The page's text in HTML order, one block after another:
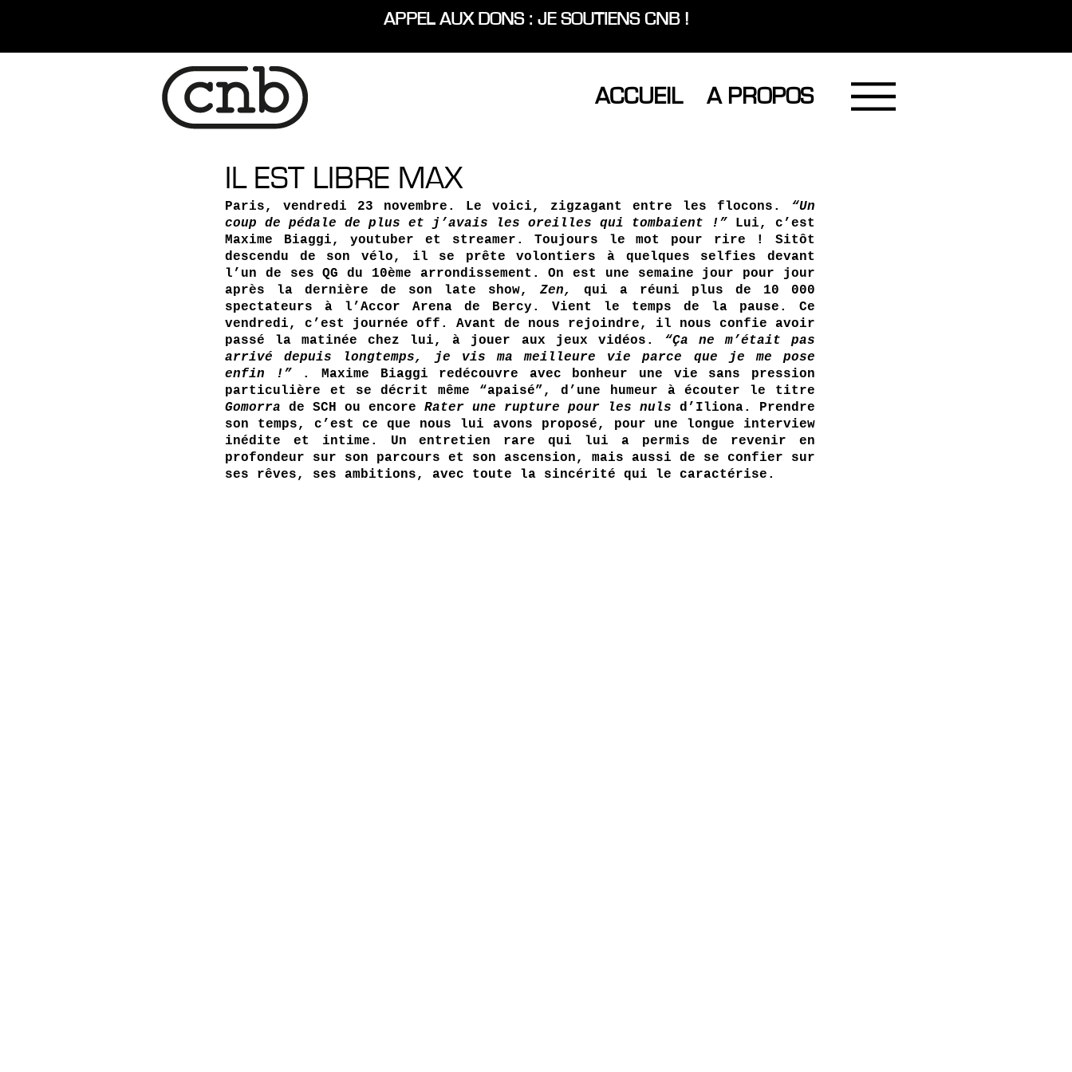
APPEL AUX DONS : JE SOUTIENS CNB !
ACCUEIL A PROPOS
IL EST LIBRE MAX
Paris, vendredi 23 novembre. Le voici, zigzagant entre les flocons. “Un
coup de pédale de plus et j’avais les oreilles qui tombaient !” Lui, c’est
Maxime Biaggi, youtuber et streamer. Toujours le mot pour rire ! Sitôt
descendu de son vélo, il se prête volontiers à quelques selfies devant
l’un de ses QG du 10ème arrondissement. On est une semaine jour pour jour
après la dernière de son late show, Zen, qui a réuni plus de 10 000
spectateurs à l’Accor Arena de Bercy. Vient le temps de la pause. Ce
vendredi, c’est journée off. Avant de nous rejoindre, il nous confie avoir
passé la matinée chez lui, à jouer aux jeux vidéos. “Ça ne m’était pas
arrivé depuis longtemps, je vis ma meilleure vie parce que je me pose
enfin !” . Maxime Biaggi redécouvre avec bonheur une vie sans pression
Gomorra de SCH ou encore Rater une rupture pour les nuls d’Iliona. Prendre
son temps, c’est ce que nous lui avons proposé, pour une longue interview
inédite et intime. Un entretien rare qui lui a permis de revenir en
profondeur sur son parcours et son ascension, mais aussi de se confier sur
ses rêves, ses ambitions, avec toute la sincérité qui le caractérise.